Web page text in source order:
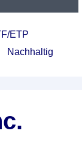
ETP
Nachhaltig